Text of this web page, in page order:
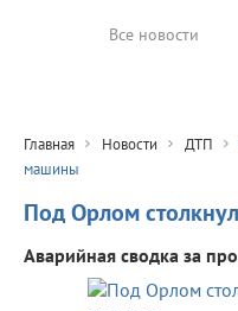
Все новости
Главная Новости ДТП
машины
Под Орлом
Аварийная сводка за